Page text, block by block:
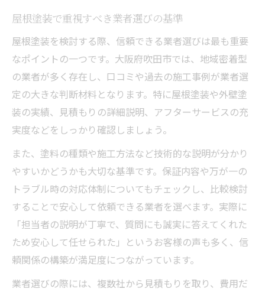
屋根塗装で重視すべき業者選びの基準
屋根塗装を検討する際、信頼できる業者選びは最も重要
なポイントの一つです。大阪府吹田市では、地域密着型
の業者が多く存在し、口コミや過去の施工事例が業者選
定の大きな判断材料となります。特に屋根塗装や外壁塗
装の実績、見積もりの詳細説明、アフターサービスの充
実度などをしっかり確認しましょう。
また、塗料の種類や施工方法など技術的な説明が分かり
やすいかどうかも大切な基準です。保証内容や万が一の
トラブル時の対応体制についてもチェックし、比較検討
することで安心して依頼できる業者を選べます。実際に
「担当者の説明が丁寧で、質問にも誠実に答えてくれた
ため安心して任せられた」というお客様の声も多く、信
頼関係の構築が満足度につながっています。
業者選びの際には、複数社から見積もりを取り、費用だ